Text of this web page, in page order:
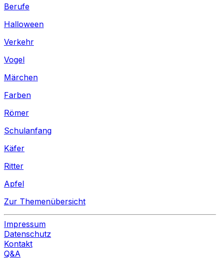
Berufe
Halloween
Verkehr
Vogel
Märchen
Farben
Römer
Schulanfang
Käfer
Ritter
Apfel
Zur Themenübersicht
Impressum
Datenschutz
Kontakt
Q&A